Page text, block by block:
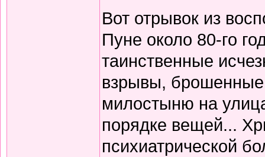
Вот отрывок из
Пуне около 80-го
таинственные
взрывы,
милостыню на
порядке вещей...
психиатрической